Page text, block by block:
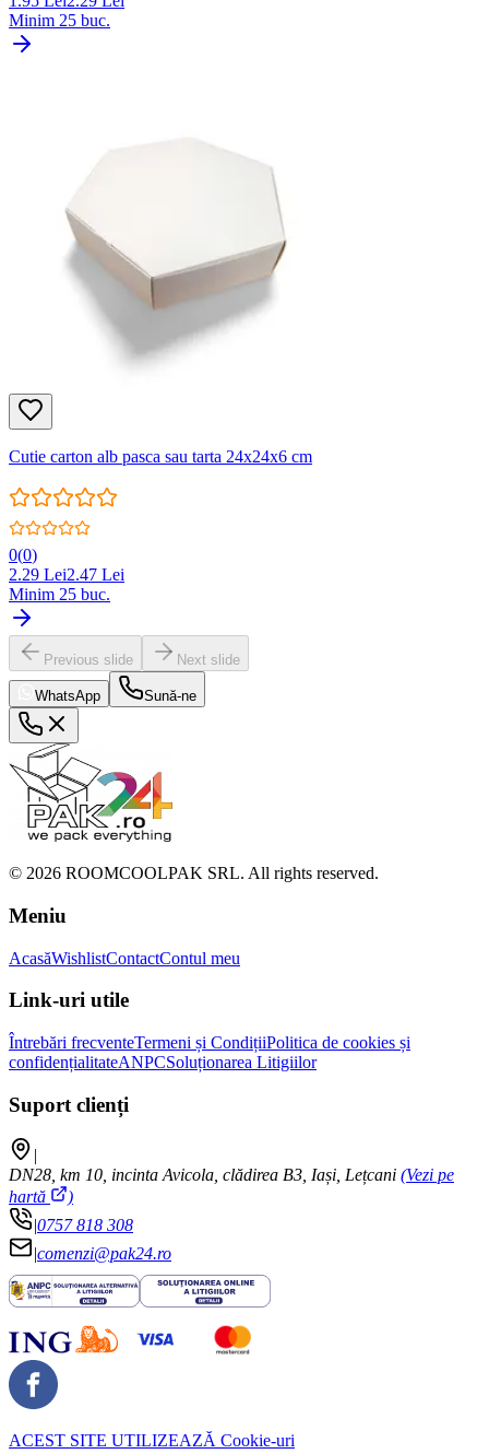
Minim 25 buc.
Cutie carton alb pasca sau tarta 24x24x6 cm
0(0)
2.29 Lei2.47 Lei
Minim 25 buc.
Previous slide Next slide
WhatsApp Sună-ne
© 2026 ROOMCOOLPAK SRL. All rights reserved.
Meniu
AcasăWishlistContactContul meu
Link-uri utile
Întrebări frecventeTermeni și CondițiiPolitica de cookies și
confidențialitateANPCSoluționarea Litigiilor
Suport clienți
|
DN28, km 10, incinta Avicola, clădirea B3, Iași, Lețcani (Vezi pe
hartă
)
|0757 818 308
|comenzi@pak24.ro
ACEST SITE UTILIZEAZĂ Cookie-uri